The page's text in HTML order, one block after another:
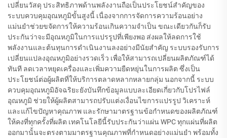
เปลี่ยนวัสดุ ประสิทธิภาพด้านพลังงานถือเป็นประโยชน์สำคัญของ
ระบบควบคุมอุณหภูมิขั้นสูงนี้ เนื่องจากการจัดการความร้อนอย่าง
แม่นยำช่วยขจัดการให้ความร้อนเกินความจำเป็น ขณะเดียวกันก็รับ
ประกันว่าจะมีอุณหภูมิในการแปรรูปที่เพียงพอ ส่งผลให้ลดการใช้
พลังงานและต้นทุนการดำเนินงานลงอย่างมีนัยสำคัญ ระบบรองรับการ
เปลี่ยนแปลงอุณหภูมิอย่างรวดเร็ว เพื่อให้สามารถเปลี่ยนผลิตภัณฑ์ได้
ทันที ลดเวลาหยุดเครื่องและเพิ่มความยืดหยุ่นในการผลิต ซึ่งเป็น
ประโยชน์ต่อผู้ผลิตที่ให้บริการตลาดหลากหลายกลุ่ม นอกจากนี้ ระบบ
ควบคุมอุณหภูมิอัจฉริยะยังบันทึกข้อมูลแบบละเอียดเกี่ยวกับโปรไฟล์
อุณหภูมิ ช่วยให้ผู้ผลิตสามารถปรับแต่งเงื่อนไขการแปรรูป วิเคราะห์
และแก้ไขปัญหาคุณภาพ และรักษามาตรฐานข้อกำหนดของผลิตภัณฑ์
ให้คงที่ทุกครั้งที่ผลิต เทคโนโลยีนี้รับประกันว่าแผ่น WPC ทุกแผ่นที่ผลิต
ออกมานั้นจะตรงตามมาตรฐานคุณภาพที่กำหนดอย่างแม่นยำ พร้อมทั้ง